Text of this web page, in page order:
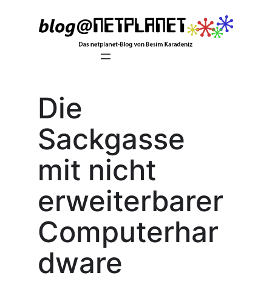
Die
Sackgasse
mit nicht
erweiterbarer
Computerhar
dware